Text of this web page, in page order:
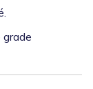
grade